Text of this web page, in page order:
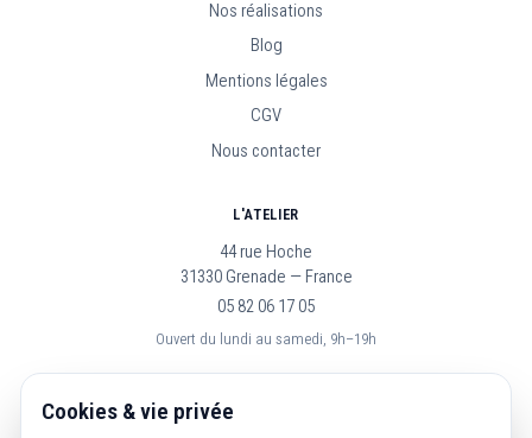
Nos réalisations
Blog
Mentions légales
CGV
Nous contacter
L'ATELIER
44 rue Hoche
31330 Grenade — France
05 82 06 17 05
Ouvert du lundi au samedi, 9h–19h
SUIVEZ-NOUS
Cookies & vie privée